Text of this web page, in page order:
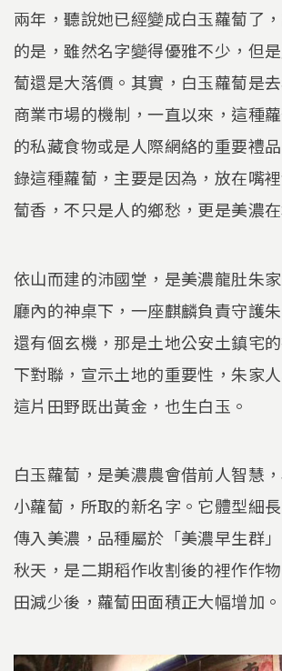
兩年，聽說她已經變成白玉蘿蔔了
的是，雖然名字變得優雅不少，但
蔔還是大落價。其實，白玉蘿蔔是
商業市場的機制，一直以來，這種
的私藏食物或是人際網絡的重要禮
錄這種蘿蔔，主要是因為，放在嘴
蔔香，不只是人的鄉愁，更是美濃
依山而建的沛國堂，是美濃龍肚朱
廳內的神桌下，一座麒麟負責守護
還有個玄機，那是土地公安土鎮宅
下對聯，宣示土地的重要性，朱家
這片田野既出黃金，也生白玉。
白玉蘿蔔，是美濃農會借前人智慧
小蘿蔔，所取的新名字。它體型細
傳入美濃，品種屬於「美濃早生群
秋天，是二期稻作收割後的裡作作
田減少後，蘿蔔田面積正大幅增加。